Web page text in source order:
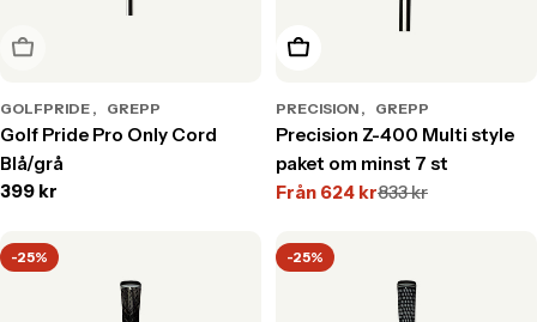
Slutsåld
GOLFPRIDE GREPP
Golf Pride Pro Only Cord
Blå/grå
Translation
sv.products.product.price.regular_price
399 kr
Välj alternativ
PRECISION GREPP
Precision Z-400 Multi style
paket om minst 7 st
Translation
Från 624 kr
Translation833 kr
-25% -25%